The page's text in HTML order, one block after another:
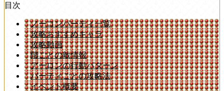
目次
ノーコンパーティ一覧
攻略おすすめキャラ
攻略動画
階ごとの敵情報
アーロンの行動パターン
パーティごとの攻略法
イベント概要